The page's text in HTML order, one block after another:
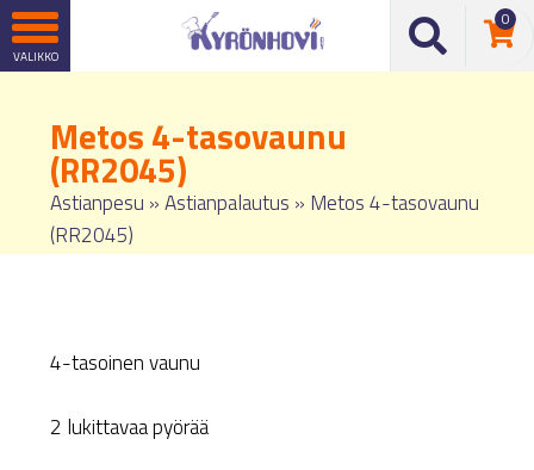
0
Metos 4-tasovaunu
(RR2045)
Astianpesu »Astianpalautus » Metos 4-tasovaunu
(RR2045)
4-tasoinen vaunu
2 lukittavaa pyörää